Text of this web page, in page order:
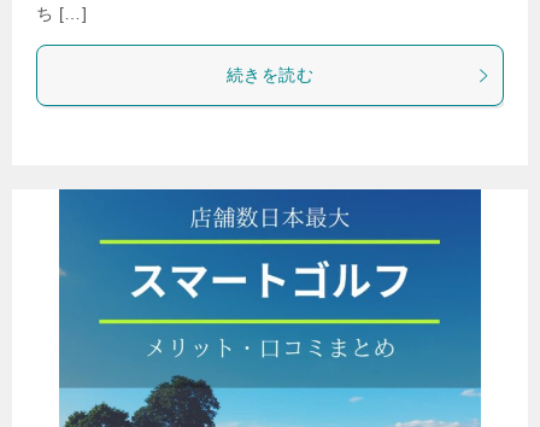
ち […]
続きを読む